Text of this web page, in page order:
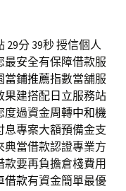
29分 39秒授信個人
最安全有保障借款服
當鋪推薦指數當舖服
果建搭配 日立服務站
度過資金周轉中和機
息專案大額預備金支
當借款認證專業方
款要再負擔倉棧費用
借款有資金簡單最優